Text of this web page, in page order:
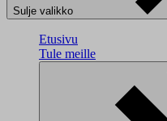
Sulje valikko
Etusivu
Tule meille